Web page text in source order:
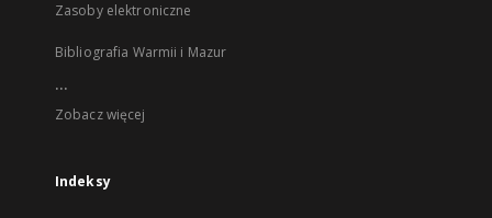
Zasoby elektroniczne
Bibliografia Warmii i Mazur
...
Zobacz więcej
Indeksy